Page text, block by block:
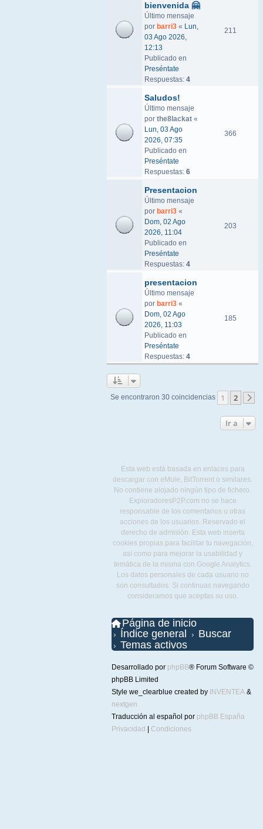
bienvenida 🤗
Último mensaje
por barri3 « Lun,
03 Ago 2026,
12:13
Publicado en
Preséntate
Respuestas: 4
211
Saludos!
Último mensaje
por the8lackat «
Lun, 03 Ago
2026, 07:35
Publicado en
Preséntate
Respuestas: 6
366
Presentacion
Último mensaje
por barri3 «
Dom, 02 Ago
2026, 11:04
Publicado en
Preséntate
Respuestas: 4
203
presentacion
Último mensaje
por barri3 «
Dom, 02 Ago
2026, 11:03
Publicado en
Preséntate
Respuestas: 4
185
Se encontraron 30 coincidencias 1 2
Ir a
Esta web está basada en enlaces para
descargar con eMule, BitTorrent o similares.
No contiene alojado ningún tipo de fichero.
ExploradoresP2P.com no se hace
responsable de los comentarios u otras
acciones de los usuarios. Reservado el
derecho de admisión. Esta web inserta
cookies propias para facilitar tu navegación,
así como para mejorar la usabilidad y
temática de la misma con Google Analytics.
Los datos personales de cada usuario no
son consultados. Si continuas navegando
consideramos que aceptas su uso.
Página de inicio
Índice general
Buscar
Temas activos
Desarrollado por phpBB® Forum Software ©
phpBB Limited
Style we_clearblue created by INVENTEA &
nextgen
Traducción al español por phpBB España
Privacidad
Condiciones